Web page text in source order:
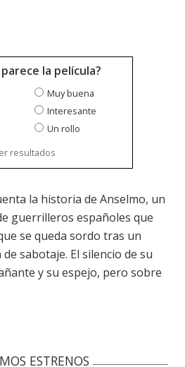
la película?
Muy buena
Interesante
Un rollo
resultados
la historia de Anselmo, un
guerrilleros españoles que
se queda sordo tras un
sabotaje. El silencio de su
y su espejo, pero sobre
ESTRENOS